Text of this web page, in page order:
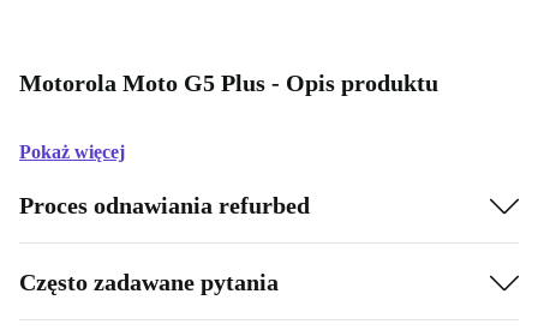
Motorola Moto G5 Plus - Opis produktu
Pokaż więcej
Proces odnawiania refurbed
Często zadawane pytania